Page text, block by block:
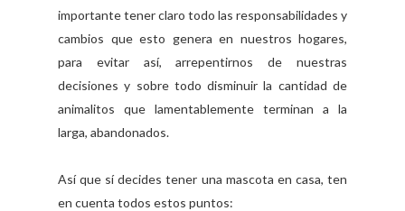
importante tener claro todo las responsabilidades y
cambios que esto genera en nuestros hogares,
para evitar así, arrepentirnos de nuestras
decisiones y sobre todo disminuir la cantidad de
animalitos que lamentablemente terminan a la
larga, abandonados.
Así que sí decides tener una mascota en casa, ten
en cuenta todos estos puntos: